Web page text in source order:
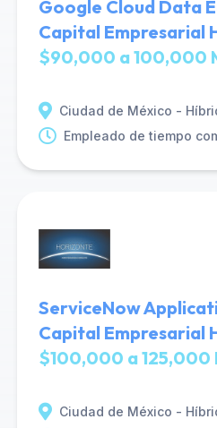
Google Cloud Data
Capital Empresarial
$90,000 a 100,000
Ciudad de México -
Empleado de tiempo
ServiceNow
Capital Empresarial
$100,000 a 125,000
Ciudad de México -